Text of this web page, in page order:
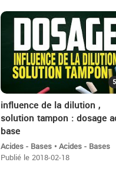
influence de la dilution ,
solution tampon : dosage
base
Acides - Bases • Acides - Bases
Publié le 2018-02-18